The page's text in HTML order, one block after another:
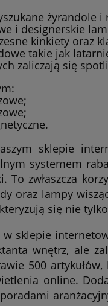
żyrandole
i designerskie
kinkiety oraz
takie jak
zaliczają się
sklepie
systemem
To zwłaszcza
oraz lampy
się nie
sklepie
wnętrz, ale
500
online.